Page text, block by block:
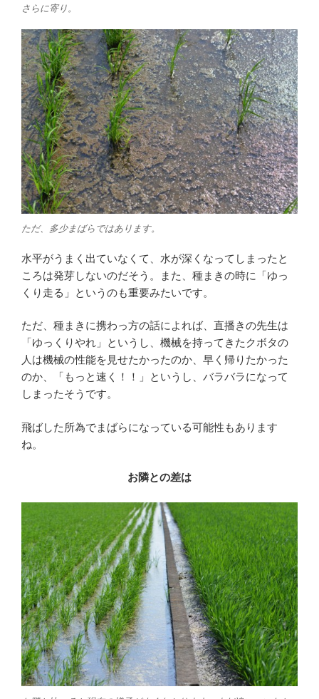
さらに寄り。
ただ、多少まばらではあります。
水平がうまく出ていなくて、水が深くなってしまったと
ころは発芽しないのだそう。また、種まきの時に「ゆっ
くり走る」というのも重要みたいです。
ただ、種まきに携わっ方の話によれば、直播きの先生は
「ゆっくりやれ」というし、機械を持ってきたクボタの
人は機械の性能を見せたかったのか、早く帰りたかった
のか、「もっと速く！！」というし、バラバラになって
しまったそうです。
飛ばした所為でまばらになっている可能性もあります
ね。
お隣との差は